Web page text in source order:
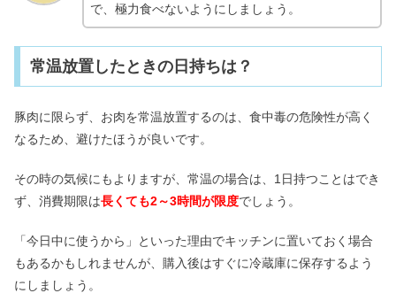
で、極力食べないようにしましょう。
常温放置したときの日持ちは？
豚肉に限らず、お肉を常温放置するのは、食中毒の危険性が高く
なるため、避けたほうが良いです。
その時の気候にもよりますが、常温の場合は、1日持つことはでき
ず、消費期限は長くても2～3時間が限度でしょう。
「今日中に使うから」といった理由でキッチンに置いておく場合
もあるかもしれませんが、購入後はすぐに冷蔵庫に保存するよう
にしましょう。